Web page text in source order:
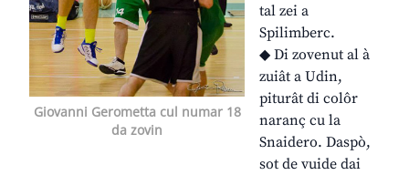
Giovanni Gerometta cul numar 18
da zovin
tal zei a
Spilimberc.
◆ Di zovenut al à
zuiât a Udin,
piturât di colôr
naranç cu la
Snaidero. Daspò,
sot de vuide dai